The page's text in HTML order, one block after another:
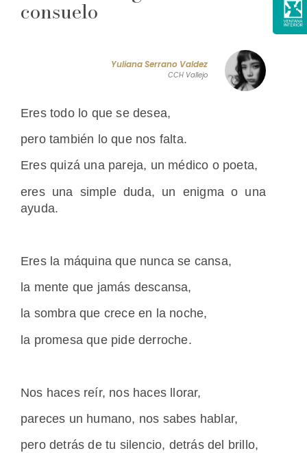
consuelo
Yuliana Serrano Valdez
CCH Vallejo
Eres todo lo que se desea,
pero también lo que nos falta.
Eres quizá una pareja, un médico o poeta,
eres una simple duda, un enigma o una
ayuda.
Eres la máquina que nunca se cansa,
la mente que jamás descansa,
la sombra que crece en la noche,
la promesa que pide derroche.
Nos haces reír, nos haces llorar,
pareces un humano, nos sabes hablar,
pero detrás de tu silencio, detrás del brillo,